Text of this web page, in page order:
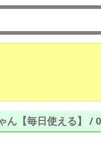
ん【毎日使える】 /